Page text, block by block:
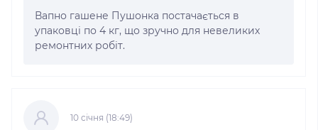
Вапно гашене Пушонка постачається в
упаковці по 4 кг, що зручно для невеликих
ремонтних робіт.
10 cічня (18:49)